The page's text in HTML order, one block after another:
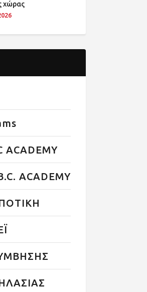
χώρας
ACADEMY
ACADEMY